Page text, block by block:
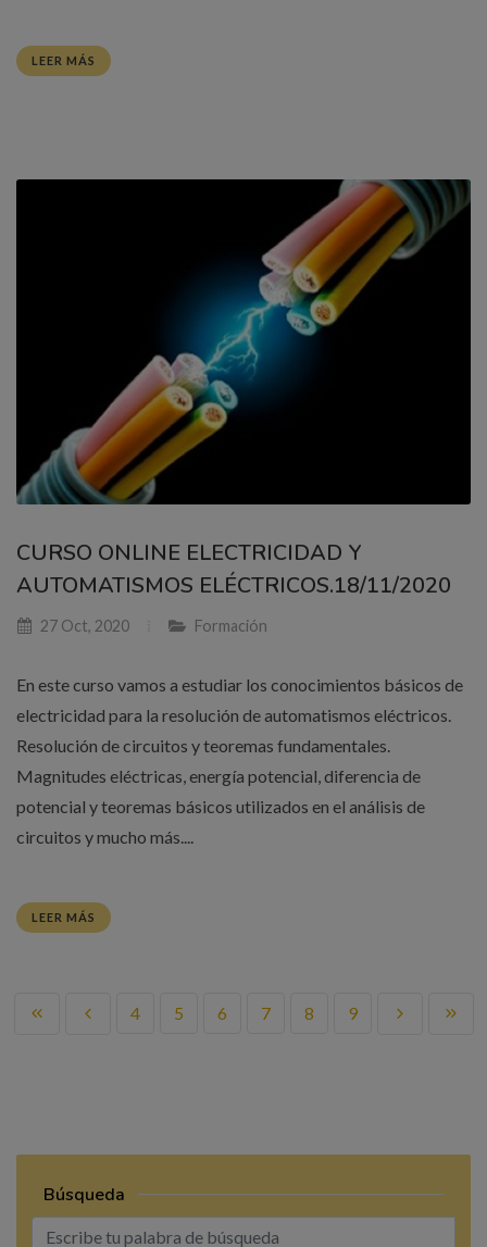
LEER MÁS
CURSO ONLINE ELECTRICIDAD Y
AUTOMATISMOS ELÉCTRICOS.18/11/2020
27 Oct, 2020 Formación
En este curso vamos a estudiar los conocimientos básicos de
electricidad para la resolución de automatismos eléctricos.
Resolución de circuitos y teoremas fundamentales.
Magnitudes eléctricas, energía potencial, diferencia de
potencial y teoremas básicos utilizados en el análisis de
circuitos y mucho más....
LEER MÁS
4 5 6 7 8 9
Búsqueda